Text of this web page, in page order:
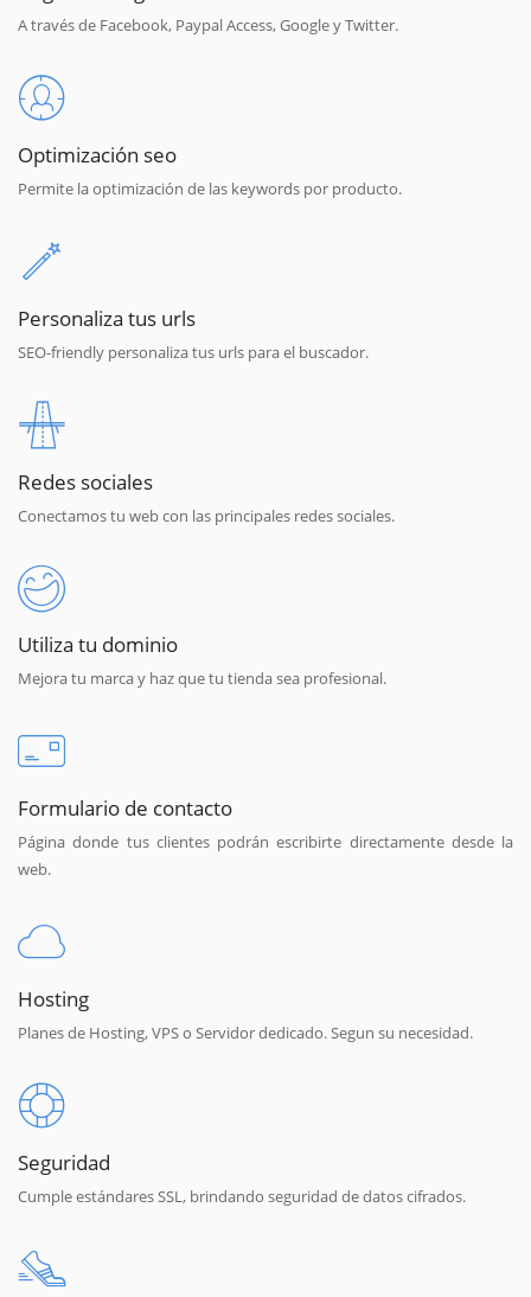
A través de Facebook, Paypal Access, Google y Twitter.
Optimización seo
Permite la optimización de las keywords por producto.
Personaliza tus urls
SEO-friendly personaliza tus urls para el buscador.
Redes sociales
Conectamos tu web con las principales redes sociales.
Utiliza tu dominio
Mejora tu marca y haz que tu tienda sea profesional.
Formulario de contacto
Página donde tus clientes podrán escribirte directamente desde la
web.
Hosting
Planes de Hosting, VPS o Servidor dedicado. Segun su necesidad.
Seguridad
Cumple estándares SSL, brindando seguridad de datos cifrados.